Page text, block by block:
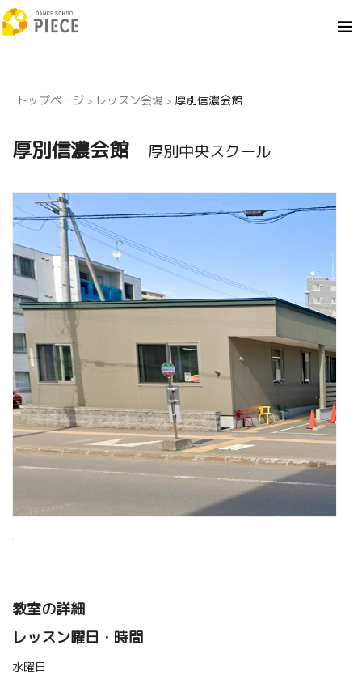
トップページ > レッスン会場 > 厚別信濃会館
厚別信濃会館 厚別中央スクール
教室の詳細
レッスン曜日・時間
水曜日